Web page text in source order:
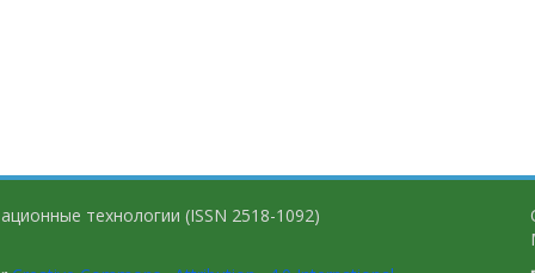
технологии (ISSN 2518-1092)